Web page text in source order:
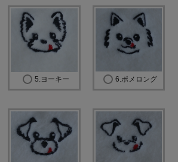
5.ヨーキー 6.ポメロング